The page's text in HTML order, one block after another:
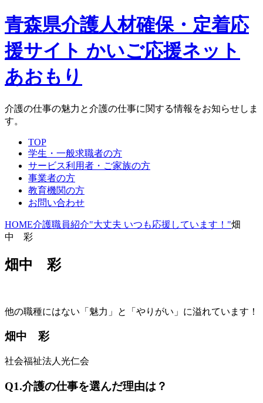
青森県介護人材確保・定着応
援サイト かいご応援ネット
あおもり
介護の仕事の魅力と介護の仕事に関する情報をお知らせしま
す。
TOP
学生・一般求職者の方
サービス利用者・ご家族の方
事業者の方
教育機関の方
お問い合わせ
HOME介護職員紹介"大丈夫 いつも応援しています！"畑
中 彩
畑中 彩
他の職種にはない「魅力」と「やりがい」に溢れています！
畑中 彩
社会福祉法人光仁会
Q1.介護の仕事を選んだ理由は？